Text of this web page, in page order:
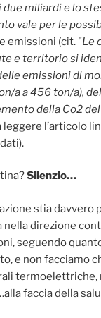
due miliardi e lo
vale per le
emissioni (cit. "Le
e territorio si
emissioni di
a a 456 ton/a),
della Co2
l’articolo
Silenzio…
stia
nella direzione
seguendo
e non facciamo
termoelettriche,
faccia della